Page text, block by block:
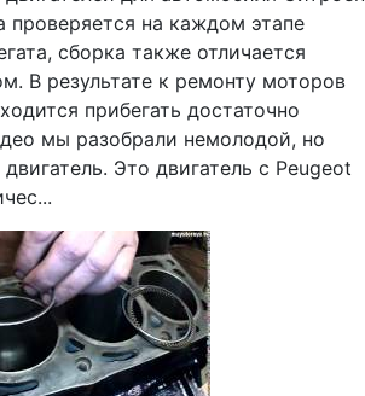
проверяется на каждом этапе
сборка также отличается
В результате к ремонту моторов
прибегать достаточно
мы разобрали немолодой, но
Это двигатель c Peugeot